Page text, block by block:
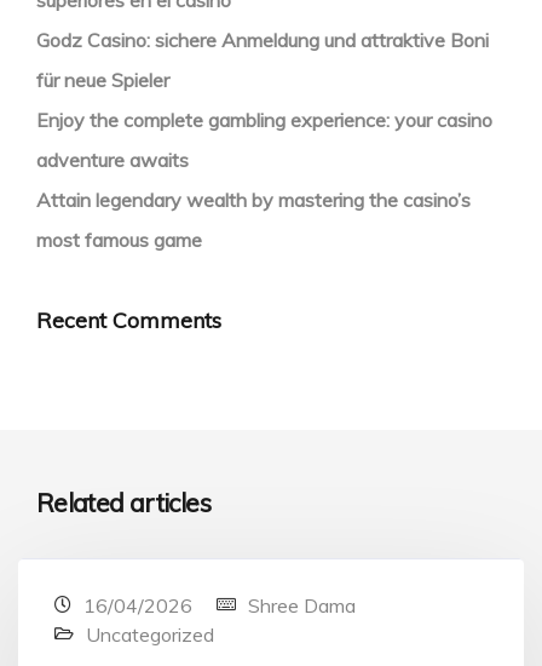
Godz Casino: sichere Anmeldung und attraktive Boni
für neue Spieler
Enjoy the complete gambling experience: your casino
adventure awaits
Attain legendary wealth by mastering the casino’s
most famous game
Recent Comments
Related articles
16/04/2026
Shree Dama
Uncategorized